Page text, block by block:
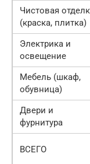
Чистовая
(краска, плитка)
Электрика и
освещение
Мебель (шкаф,
обувница)
Двери и
фурнитура
ВСЕГО